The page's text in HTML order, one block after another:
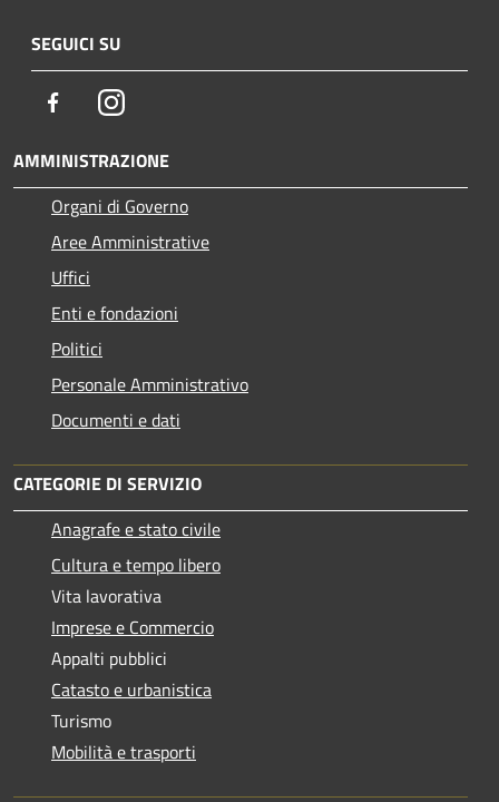
SEGUICI SU
FacebookInstagram
AMMINISTRAZIONE
Organi di Governo
Aree Amministrative
Uffici
Enti e fondazioni
Politici
Personale Amministrativo
Documenti e dati
CATEGORIE DI SERVIZIO
Anagrafe e stato civile
Cultura e tempo libero
Vita lavorativa
Imprese e Commercio
Appalti pubblici
Catasto e urbanistica
Turismo
Mobilità e trasporti